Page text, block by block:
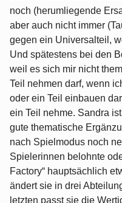
noch (herumliegende
aber auch nicht immer
gegen ein Universalteil,
Und spätestens bei den
weil es sich mir nicht
Teil nehmen darf, wenn
oder ein Teil einbauen
ein Teil nehme. Sandra
gute thematische
nach Spielmodus noch
Spielerinnen belohnte
Factory“ hauptsächlich
ändert sie in drei
letzten passt sie die